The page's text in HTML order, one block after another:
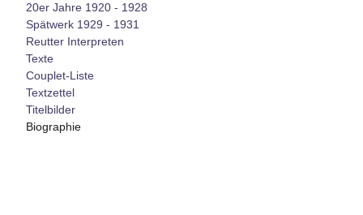
20er Jahre 1920 - 1928
Spätwerk 1929 - 1931
Reutter Interpreten
Texte
Couplet-Liste
Textzettel
Titelbilder
Biographie